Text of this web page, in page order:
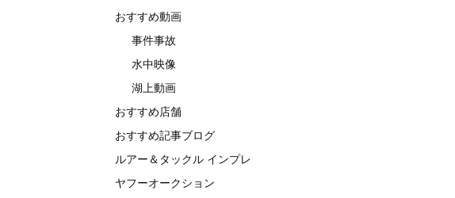
おすすめ動画
事件事故
水中映像
湖上動画
おすすめ店舗
おすすめ記事ブログ
ルアー＆タックル インプレ
ヤフーオークション